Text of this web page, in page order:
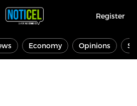
Register
Economy Opinions